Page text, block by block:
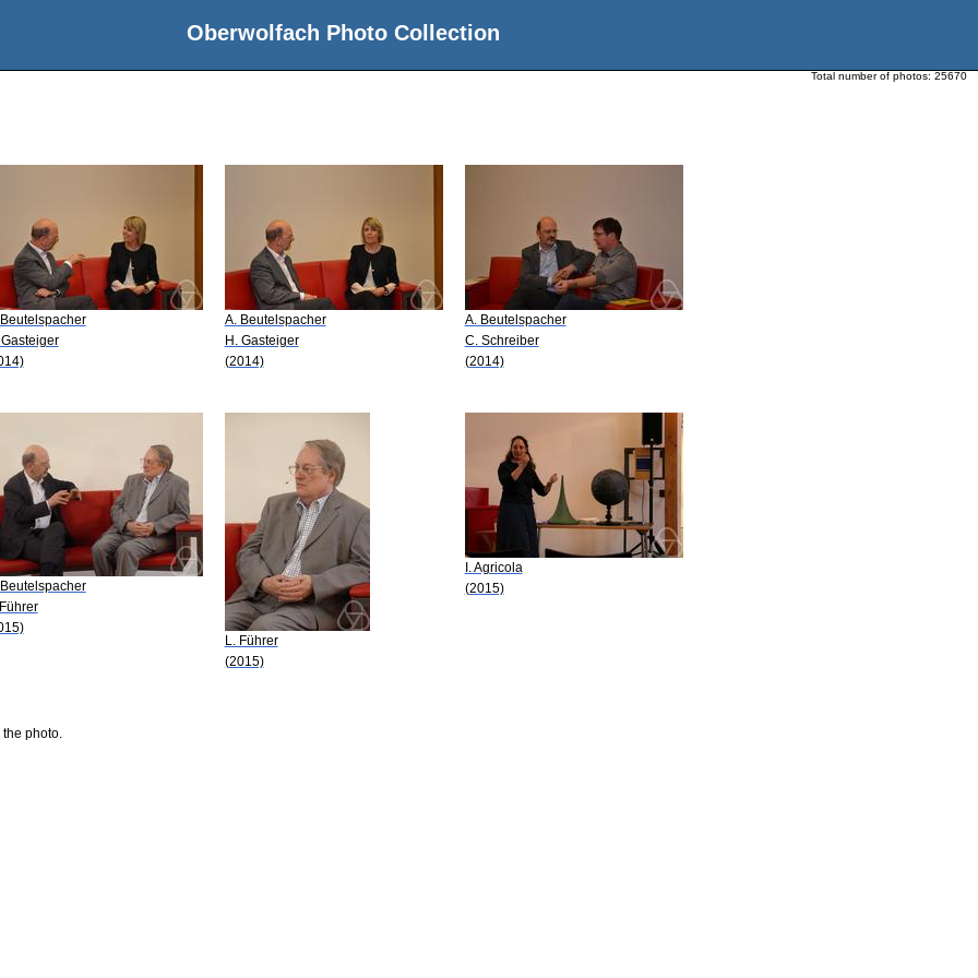
Oberwolfach Photo Collection
Total number of photos: 25670
A. Beutelspacher
H. Gasteiger
(2014)
A. Beutelspacher
C. Schreiber
(2014)
L. Führer
(2015)
I. Agricola
(2015)
photo.